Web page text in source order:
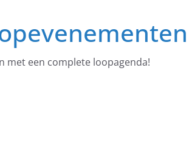
met een complete loopagenda!